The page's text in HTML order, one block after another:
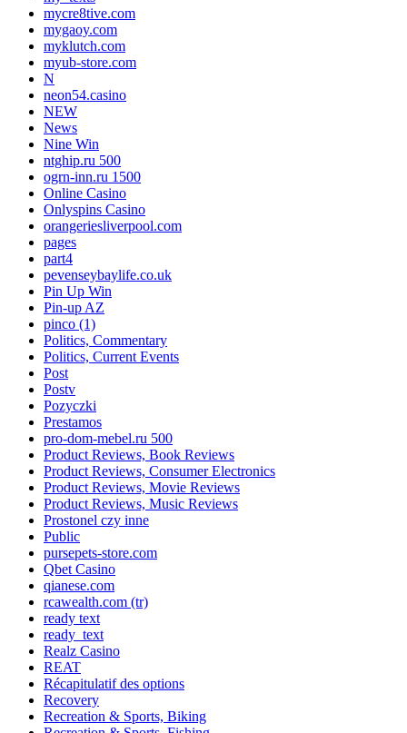
mycre8tive.com
mygaoy.com
myklutch.com
myub-store.com
N
neon54.casino
NEW
News
Nine Win
ntghip.ru 500
ogrn-inn.ru 1500
Online Casino
Onlyspins Casino
orangeriesliverpool.com
pages
part4
pevenseybaylife.co.uk
Pin Up Win
Pin-up AZ
pinco (1)
Politics, Commentary
Politics, Current Events
Post
Postv
Pozyczki
Prestamos
pro-dom-mebel.ru 500
Product Reviews, Book Reviews
Product Reviews, Consumer Electronics
Product Reviews, Movie Reviews
Product Reviews, Music Reviews
Prostonel czy inne
Public
pursepets-store.com
Qbet Casino
qianese.com
rcawealth.com (tr)
ready text
ready_text
Realz Casino
REAT
Récapitulatif des options
Recovery
Recreation & Sports, Biking